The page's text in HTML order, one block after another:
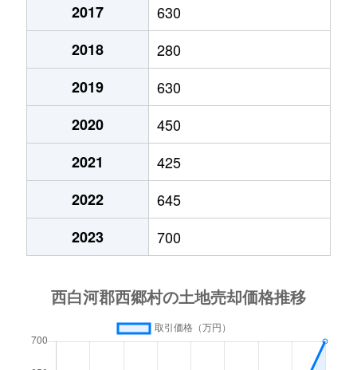
大字羽太 580万円
大字羽太
990万円
大字真船
12万円
字屋敷裏西
1,600万円
大字米
430万円
大字米
730万円
大字米
930万円
2017
630
2018
280
2019
630
2020
450
2021
425
2022
645
2023
700